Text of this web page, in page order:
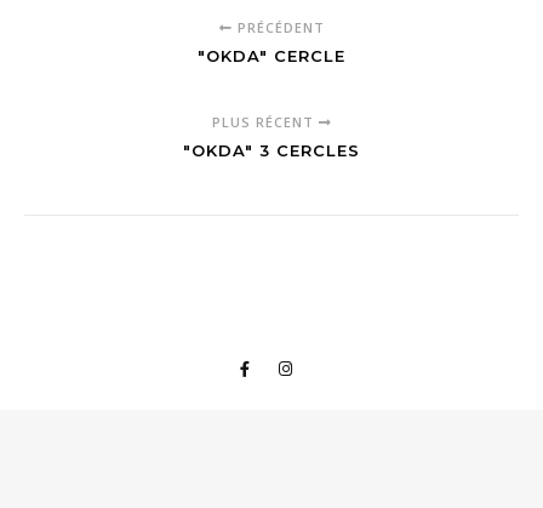
PRÉCÉDENT
"OKDA" CERCLE
PLUS RÉCENT
"OKDA" 3 CERCLES